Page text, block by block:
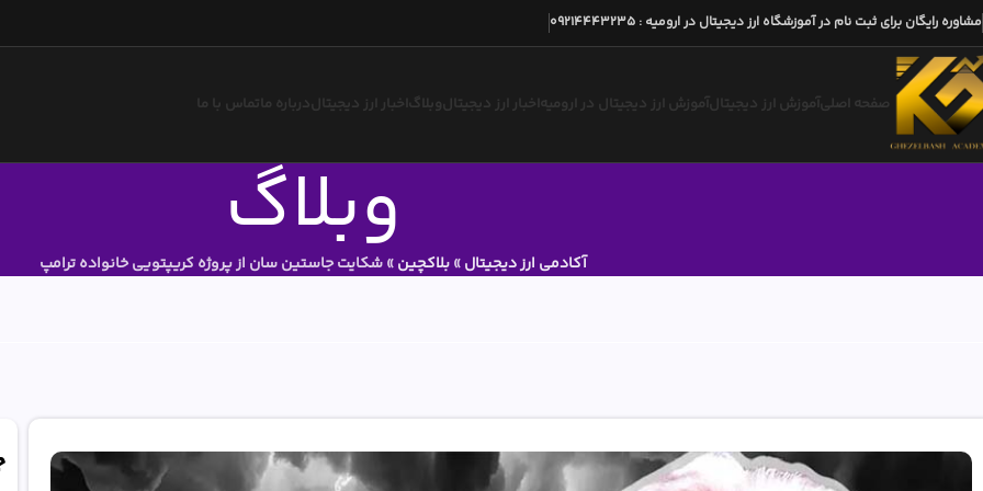
مشاوره رایگان برای ثبت نام در آموزشگاه ارز دیجیتال در ارومیه :
09214443235
صفحه اصلیآموزش ارز دیجیتالآموزش ارز دیجیتال در ارومیه اخبار ارز دیجیتالوبلاگ اخبار ارز دیجیتالدرباره ماتماس با ما
وبلاگ آکادمی ارز دیجیتال»بلاکچین»شکایت جاستین سان از پروژه کریپتویی خانواده ترامپ